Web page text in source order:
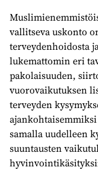
vallitseva uskonto
terveydenhoidosta
lukemattomin eri
pakolaisuuden,
vuorovaikutuksen
terveyden
samalla uudelleen
suuntausten